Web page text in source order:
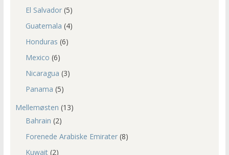
El Salvador(5)
Guatemala (4)
Honduras (6)
Mexico (6)
Nicaragua (3)
Panama (5)
Mellemøsten (13)
Bahrain (2)
Forenede Arabiske Emirater(8)
Kuwait(2)